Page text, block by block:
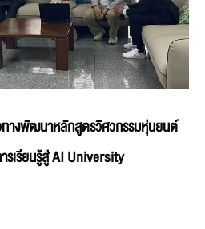
างพัฒนาหลักสูตรวิศวกรรมหุ่นยนต์
รเรียนรู้สู่ AI University